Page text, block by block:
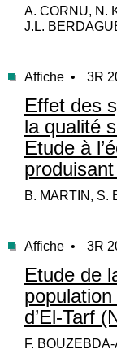
A. CORNU, N.
J.L.
Affiche • 3R
Effet des
la qualité
Etude à
B. MARTIN, S.
Affiche • 3R
Etude de
d’El-Tarf
F.